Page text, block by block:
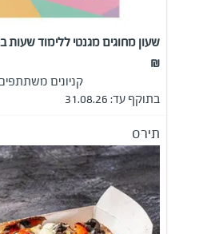
₪
קניונים
בתוקף עד: 31.08.26
תירס